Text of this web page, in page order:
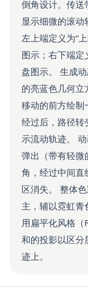
倒角设计。传送
显示细微的滚动
左上端定义为“
图示；右下端定
盘图示。 生成
的亮蓝色几何立
移动的前方绘制
经过后，路径转
示流动轨迹。
弹出（带有轻微
角，经过中间直
区消失。 整体
主，辅以霓虹
用扁平化风格
和的投影以区分
迹上。